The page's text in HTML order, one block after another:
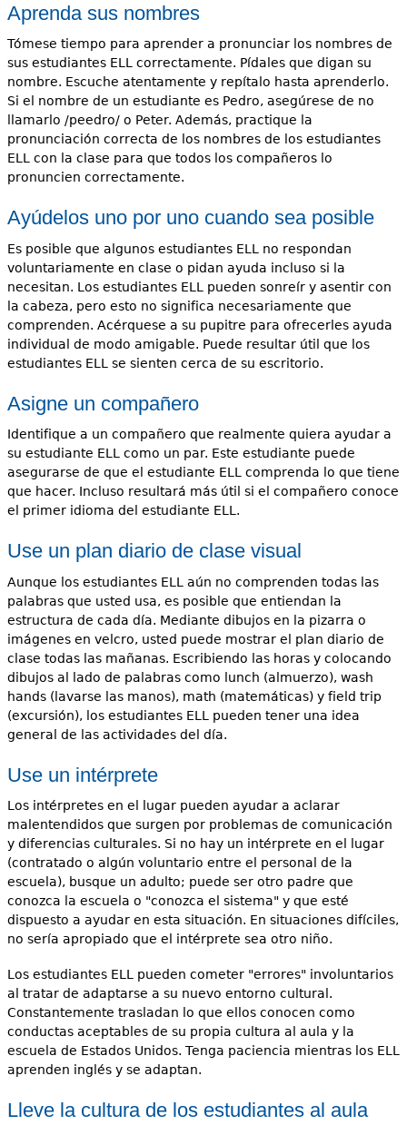
Aprenda sus nombres
Tómese tiempo para aprender a pronunciar los nombres de
sus estudiantes ELL correctamente. Pídales que digan su
nombre. Escuche atentamente y repítalo hasta aprenderlo.
Si el nombre de un estudiante es Pedro, asegúrese de no
llamarlo /peedro/ o Peter. Además, practique la
pronunciación correcta de los nombres de los estudiantes
ELL con la clase para que todos los compañeros lo
pronuncien correctamente.
Ayúdelos uno por uno cuando sea posible
Es posible que algunos estudiantes ELL no respondan
voluntariamente en clase o pidan ayuda incluso si la
necesitan. Los estudiantes ELL pueden sonreír y asentir con
la cabeza, pero esto no significa necesariamente que
comprenden. Acérquese a su pupitre para ofrecerles ayuda
individual de modo amigable. Puede resultar útil que los
estudiantes ELL se sienten cerca de su escritorio.
Asigne un compañero
Identifique a un compañero que realmente quiera ayudar a
su estudiante ELL como un par. Este estudiante puede
asegurarse de que el estudiante ELL comprenda lo que tiene
que hacer. Incluso resultará más útil si el compañero conoce
el primer idioma del estudiante ELL.
Use un plan diario de clase visual
Aunque los estudiantes ELL aún no comprenden todas las
palabras que usted usa, es posible que entiendan la
estructura de cada día. Mediante dibujos en la pizarra o
imágenes en velcro, usted puede mostrar el plan diario de
clase todas las mañanas. Escribiendo las horas y colocando
dibujos al lado de palabras como lunch (almuerzo), wash
hands (lavarse las manos), math (matemáticas) y field trip
(excursión), los estudiantes ELL pueden tener una idea
general de las actividades del día.
Use un intérprete
Los intérpretes en el lugar pueden ayudar a aclarar
malentendidos que surgen por problemas de comunicación
y diferencias culturales. Si no hay un intérprete en el lugar
(contratado o algún voluntario entre el personal de la
escuela), busque un adulto; puede ser otro padre que
conozca la escuela o "conozca el sistema" y que esté
dispuesto a ayudar en esta situación. En situaciones difíciles,
no sería apropiado que el intérprete sea otro niño.
Los estudiantes ELL pueden cometer "errores" involuntarios
al tratar de adaptarse a su nuevo entorno cultural.
Constantemente trasladan lo que ellos conocen como
conductas aceptables de su propia cultura al aula y la
escuela de Estados Unidos. Tenga paciencia mientras los ELL
aprenden inglés y se adaptan.
Lleve la cultura de los estudiantes al aula